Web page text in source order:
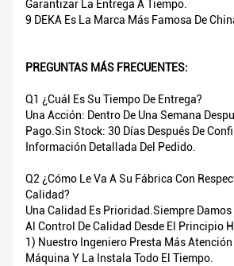
Garantizar La Entrega A Tiempo.
9 DEKA Es La Marca Más Famosa De
PREGUNTAS MÁS FRECUENTES:
Q1 ¿Cuál Es Su Tiempo De Entrega?
Una Acción: Dentro De Una Semana
Pago.Sin Stock: 30 Días Después De
Información Detallada Del Pedido.
Q2 ¿Cómo Le Va A Su Fábrica Con
Calidad?
Una Calidad Es Prioridad.Siempre
Al Control De Calidad Desde El Principio
1) Nuestro Ingeniero Presta Más Atención
Máquina Y La Instala Todo El Tiempo.